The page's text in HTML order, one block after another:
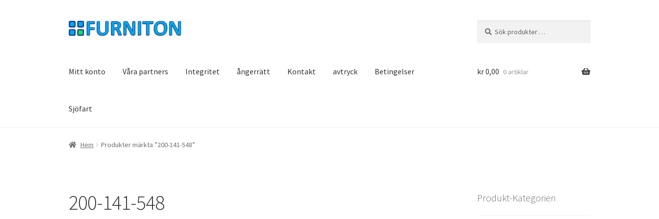
Hoppa
till
Hoppa
till
efter:
Mitt konto Våra partners Integritet ångerrätt Kontakt avtryck Betingelser
Sjöfart
kr0,00 0 artiklar
Hem Produkter märkta ”200-141-548”
200-141-548 Produkt-Kategorien